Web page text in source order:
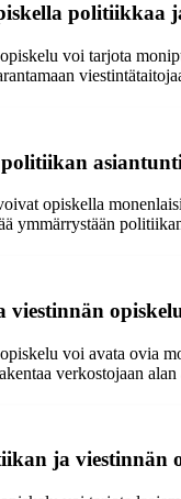
politiikkaa
voi tarjota
opiskella
ymmärrystään
voi avata ovia
verkostojaan
ja viestinnän